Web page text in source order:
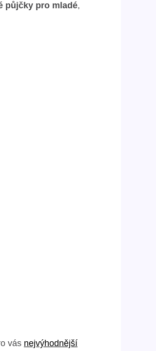
půjčky pro mladé,
vás nejvýhodnější